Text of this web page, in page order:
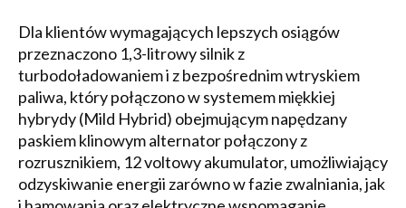
Dla klientów wymagających lepszych osiągów
przeznaczono 1,3-litrowy silnik z
turbodoładowaniem i z bezpośrednim wtryskiem
paliwa, który połączono w systemem miękkiej
hybrydy (Mild Hybrid) obejmującym napędzany
paskiem klinowym alternator połączony z
rozrusznikiem, 12 voltowy akumulator, umożliwiający
odzyskiwanie energii zarówno w fazie zwalniania, jak